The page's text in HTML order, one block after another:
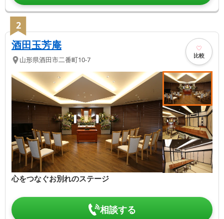
2
酒田玉芳庵
山形県酒田市二番町10-7 比較
心をつなぐお別れのステージ
相談する